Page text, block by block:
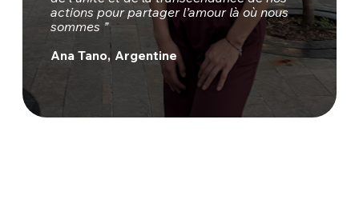
actions pour partager l’amour là où nous
sommes ”
Ana Tano, Argentine